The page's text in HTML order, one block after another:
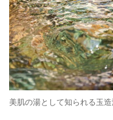
美肌の湯として知られる玉